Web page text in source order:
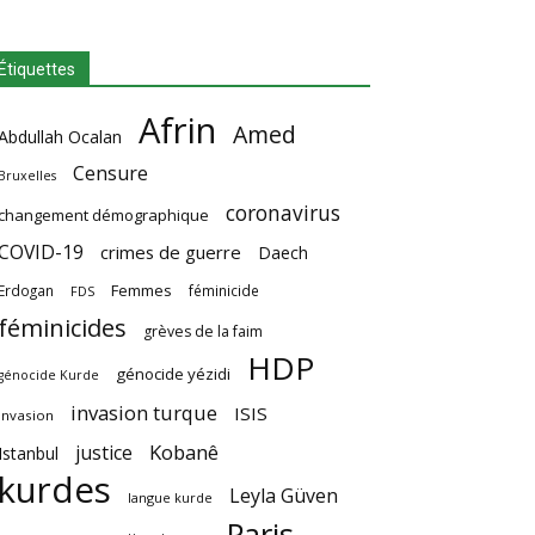
Ocalan Afrin Amed
Censure
démographique coronavirus
19 crimes de guerre Daech
FDS Femmes féminicide
grèves de la faim
Kurde génocide yézidi HDP
invasion turque ISIS
justice Kobanê
langue kurde Leyla Güven